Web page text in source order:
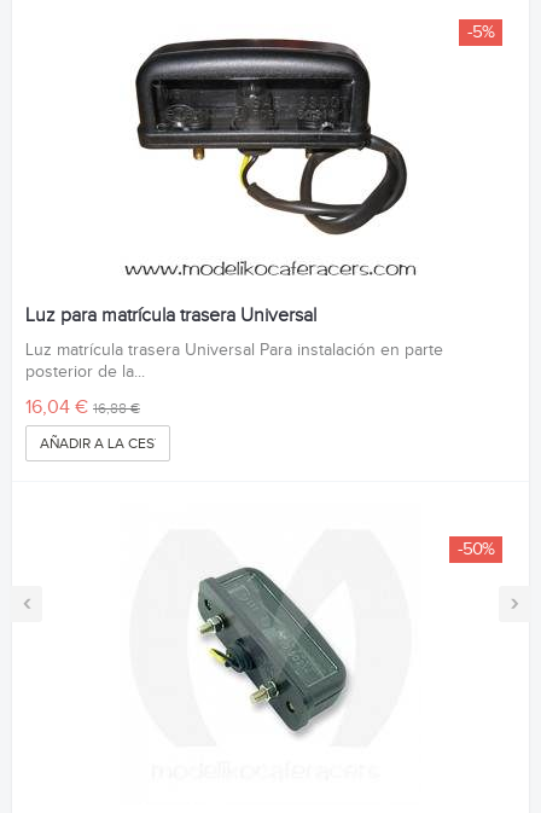
‹ ›
-5%
Luz para matrícula trasera Universal
Luz matrícula trasera Universal Para instalación en parte
posterior de la...
16,04 € 16,88 €
AÑADIR A LA CESTA
-50%